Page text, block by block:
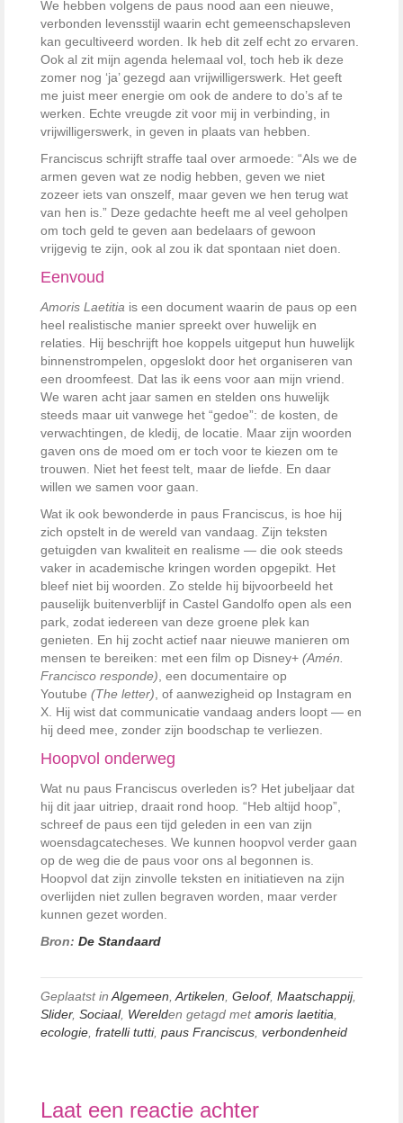
We hebben volgens de paus nood aan een nieuwe,
verbonden levensstijl waarin echt gemeenschapsleven
kan gecultiveerd worden. Ik heb dit zelf echt zo ervaren.
Ook al zit mijn agenda helemaal vol, toch heb ik deze
zomer nog ‘ja’ gezegd aan vrijwilligerswerk. Het geeft
me juist meer energie om ook de andere to do’s af te
werken. Echte vreugde zit voor mij in verbinding, in
vrijwilligerswerk, in geven in plaats van hebben.
Franciscus schrijft straffe taal over armoede: “Als we de
armen geven wat ze nodig hebben, geven we niet
zozeer iets van onszelf, maar geven we hen terug wat
van hen is.” Deze gedachte heeft me al veel geholpen
om toch geld te geven aan bedelaars of gewoon
vrijgevig te zijn, ook al zou ik dat spontaan niet doen.
Eenvoud
Amoris Laetitia is een document waarin de paus op een
heel realistische manier spreekt over huwelijk en
relaties. Hij beschrijft hoe koppels uitgeput hun huwelijk
binnenstrompelen, opgeslokt door het organiseren van
een droomfeest. Dat las ik eens voor aan mijn vriend.
We waren acht jaar samen en stelden ons huwelijk
steeds maar uit vanwege het “gedoe”: de kosten, de
verwachtingen, de kledij, de locatie. Maar zijn woorden
gaven ons de moed om er toch voor te kiezen om te
trouwen. Niet het feest telt, maar de liefde. En daar
willen we samen voor gaan.
Wat ik ook bewonderde in paus Franciscus, is hoe hij
zich opstelt in de wereld van vandaag. Zijn teksten
getuigden van kwaliteit en realisme — die ook steeds
vaker in academische kringen worden opgepikt. Het
bleef niet bij woorden. Zo stelde hij bijvoorbeeld het
pauselijk buitenverblijf in Castel Gandolfo open als een
park, zodat iedereen van deze groene plek kan
genieten. En hij zocht actief naar nieuwe manieren om
mensen te bereiken: met een film op Disney+ (Amén.
Francisco responde) , een documentaire op
Youtube (The letter) , of aanwezigheid op Instagram en
X. Hij wist dat communicatie vandaag anders loopt — en
hij deed mee, zonder zijn boodschap te verliezen.
Hoopvol onderweg
Wat nu paus Franciscus overleden is? Het jubeljaar dat
hij dit jaar uitriep, draait rond hoop “Heb altijd hoop”,
schreef de paus een tijd geleden in een van zijn
woensdagcatecheses. We kunnen hoopvol verder gaan
op de weg die de paus voor ons al begonnen is.
Hoopvol dat zijn zinvolle teksten en initiatieven na zijn
overlijden niet zullen begraven worden, maar verder
kunnen gezet worden.
Bron: De Standaard
Geplaatst in Algemeen Artikelen Geloof, Maatschappij,
Slider, Sociaal, Werelden getagd metamoris laetitia
ecologie fratelli tutti, paus Franciscus verbondenheid
Laat een reactie achter